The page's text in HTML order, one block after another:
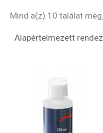
Mind a(z) 10 találat